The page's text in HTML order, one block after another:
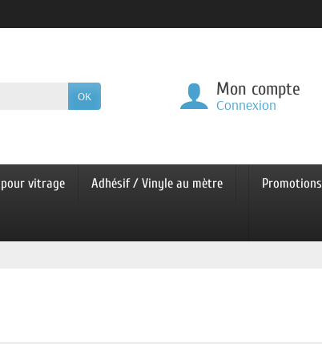
OK Mon compte
Connexion
vitrage Adhésif / Vinyle au mètre Promotions